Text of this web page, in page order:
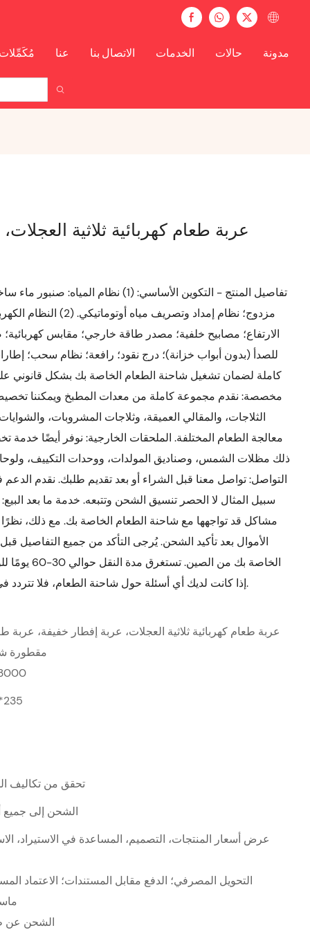
مُكَمِّلات عنا الاتصال بنا الخدمات حالات مدونة
عربة طعام كهربائية ثلاثية
تفاصيل المنتج - التكوين الأساسي: (1)
مزدوج؛ نظام إمداد
للصدأ (بدون أبواب خزانة)؛ درج نقود؛ رافعة؛ نظام سحب؛
مخصصة: نقدم مجموعة كاملة من معدات المطبخ ويمكننا
الثلاجات، والمقالي العميقة، وثلاجات المشروبات،
معالجة الطعام المختلفة. الملحقات الخارجية: نوفر أيضًا
ذلك مظلات الشمس، وصناديق المولدات، ووحدات التكييف،
سبيل المثال لا الحصر تنسيق الشحن وتتبعه. خدمة ما بعد
مشاكل قد تواجهها مع شاحنة الطعام الخاصة بك. مع ذلك،
الأموال بعد تأكيد الشحن. يُرجى التأكد من جميع التفاصيل
الخاصة بك
إذا كانت لديك أي أسئلة حول شاحنة الطعام، فلا تتردد في التواصل معنا. سأكون في خدمتكم في أي وقت.
عربة طعام كهربائية ثلاثية العجلات، عربة إفطار خفيفة، عربة
مقطورة
تحقق من تكاليف
الشحن إلى جميع
عرض أسعار المنتجات، التصميم، المساعدة في الاستيراد،
التحويل المصرفي؛ الدفع مقابل المستندات؛ الاعتماد
الشحن عن